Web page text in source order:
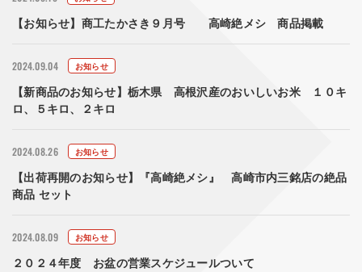
【お知らせ】商工たかさき９月号 高崎絶メシ 商品掲載
2024.09.04 お知らせ
【新商品のお知らせ】栃木県 高根沢産のおいしいお米 １０キ
ロ、５キロ、２キロ
2024.08.26 お知らせ
【出荷再開のお知らせ】『高崎絶メシ』 高崎市内三銘店の絶品
商品 セット
2024.08.09 お知らせ
２０２４年度 お盆の営業スケジュールついて